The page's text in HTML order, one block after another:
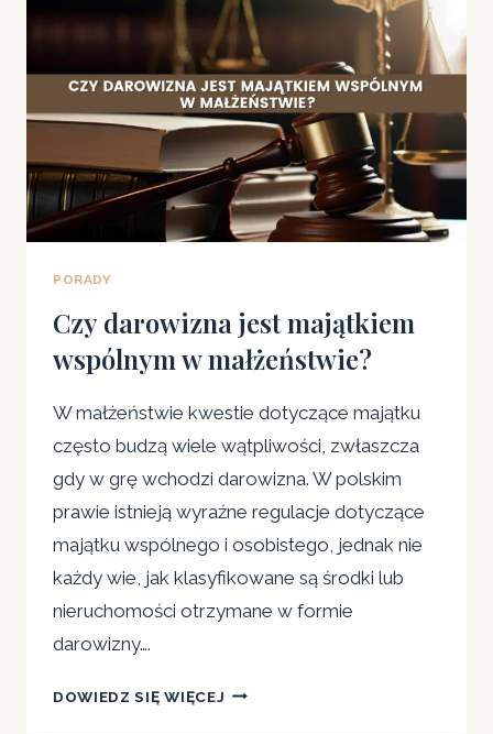
—
JAK
POPRAWNIE
PRZYGOTOWAĆ
POZEW?
PORADY
Czy darowizna jest majątkiem
wspólnym w małżeństwie?
W małżeństwie kwestie dotyczące majątku
często budzą wiele wątpliwości, zwłaszcza
gdy w grę wchodzi darowizna. W polskim
prawie istnieją wyraźne regulacje dotyczące
majątku wspólnego i osobistego, jednak nie
każdy wie, jak klasyfikowane są środki lub
nieruchomości otrzymane w formie
darowizny….
DOWIEDZ SIĘ WIĘCEJ CZY